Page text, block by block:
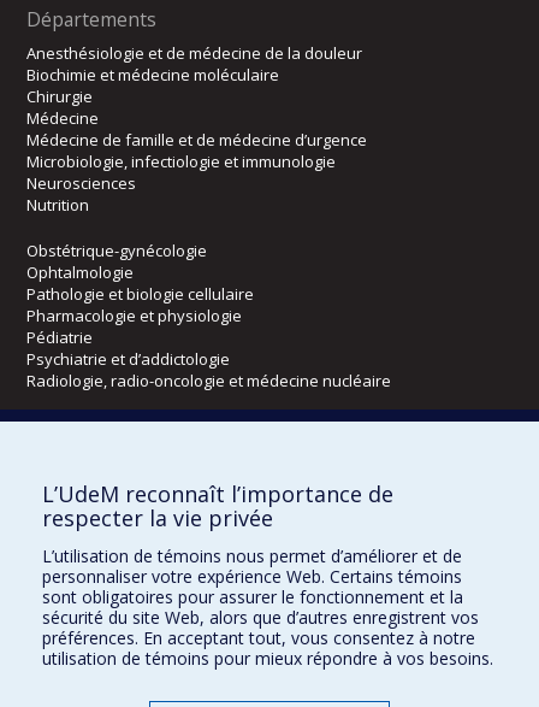
Départements
Anesthésiologie et de médecine de la douleur
Biochimie et médecine moléculaire
Chirurgie
Médecine
Médecine de famille et de médecine d’urgence
Microbiologie, infectiologie et immunologie
Neurosciences
Nutrition
Obstétrique-gynécologie
Ophtalmologie
Pathologie et biologie cellulaire
Pharmacologie et physiologie
Pédiatrie
Psychiatrie et d’addictologie
Radiologie, radio-oncologie et médecine nucléaire
Kinésiologie et des sciences de l’activité physique
Orthophonie et audiologie
Directions
DPC
CPASS
L’UdeM reconnaît l’importance de
respecter la vie privée
L’utilisation de témoins nous permet d’améliorer et de
personnaliser votre expérience Web. Certains témoins
sont obligatoires pour assurer le fonctionnement et la
sécurité du site Web, alors que d’autres enregistrent vos
préférences. En acceptant tout, vous consentez à notre
utilisation de témoins pour mieux répondre à vos besoins.